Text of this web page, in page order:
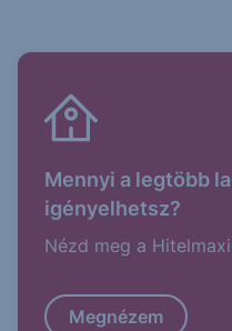
Mennyi a legtöbb
igényelhetsz?
Nézd meg a
Megnézem